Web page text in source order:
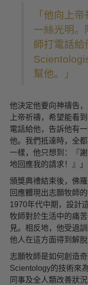
「他向上
一絲光明。
師打電話給
幫他。」
他決定他要向神禱告
上帝祈禱，希望能看
電話給他，告訴他有
他。我們抵達時，全
一樣，他只想到：『
地回應我的請求！』」
頒獎典禮結束後，佛
回應體現出志願牧師
1970年代中期，設計
牧師對於生活中的痛
見。相反地，他受過
他人在這方面得到解
志願牧師是如何創造
Scientology的技術來
同事及全人類改善狀況